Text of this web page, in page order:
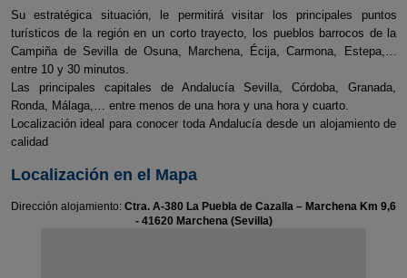
Su estratégica situación, le permitirá visitar los principales puntos
turísticos de la región en un corto trayecto, los pueblos barrocos de la
Campiña de Sevilla de Osuna, Marchena, Écija, Carmona, Estepa,…
entre 10 y 30 minutos.
Las principales capitales de Andalucía Sevilla, Córdoba, Granada,
Ronda, Málaga,… entre menos de una hora y una hora y cuarto.
Localización ideal para conocer toda Andalucía desde un alojamiento de
calidad
Localización en el Mapa
Dirección alojamiento: Ctra. A-380 La Puebla de Cazalla – Marchena Km 9,6
- 41620 Marchena (Sevilla)